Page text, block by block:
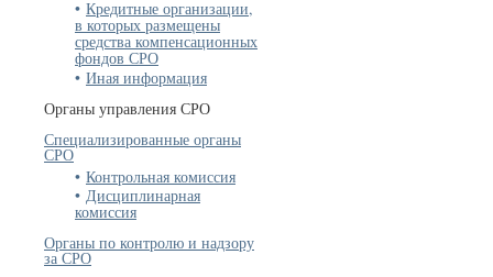
Кредитные организации,
в которых размещены
средства компенсационных
фондов СРО
Иная информация
Органы управления СРО
Специализированные органы
СРО
Контрольная комиссия
Дисциплинарная
комиссия
Органы по контролю и надзору
за СРО